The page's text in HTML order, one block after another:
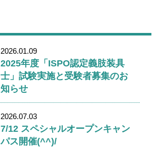
2026.01.09
2025年度「ISPO認定義肢装具
士」試験実施と受験者募集のお
知らせ
2026.07.03
7/12 スペシャルオープンキャン
パス開催(^^)/